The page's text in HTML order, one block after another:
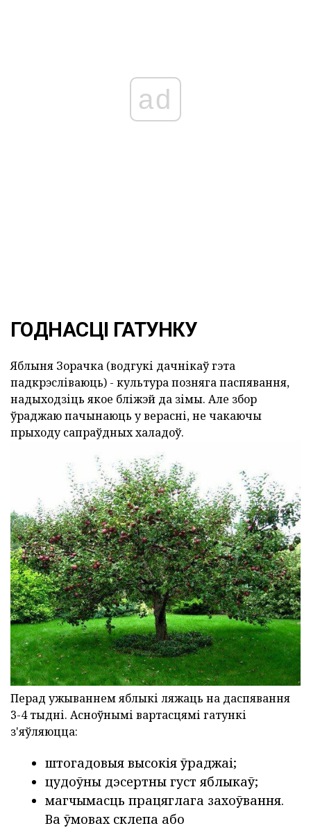
ad
ГОДНАСЦІ ГАТУНКУ
Яблыня Зорачка (водгукі дачнікаў гэта
падкрэсліваюць) - культура позняга паспявання,
надыходзіць якое бліжэй да зімы. Але збор
ўраджаю пачынаюць у верасні, не чакаючы
прыходу сапраўдных халадоў.
Перад ужываннем яблыкі ляжаць на даспявання
3-4 тыдні. Асноўнымі вартасцямі гатункі
з'яўляюцца:
штогадовыя высокія ўраджаі;
цудоўны дэсертны густ яблыкаў;
магчымасць працяглага захоўвання.
Ва ўмовах склепа або